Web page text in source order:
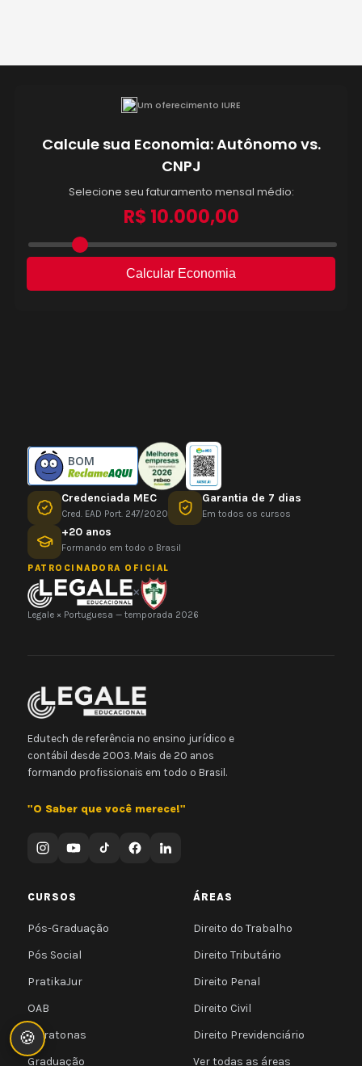
BOM
Credenciada MEC
Cred. EAD Port. 247/2020
Garantia de 7 dias
Em todos os cursos
+20 anos
Formando em todo o Brasil
PATROCINADORA OFICIAL
×
Legale × Portuguesa — temporada 2026
Edutech de referência no ensino jurídico e
contábil desde 2003. Mais de 20 anos
formando profissionais em todo o Brasil.
"O Saber que você merece!"
CURSOS
Pós-Graduação
Pós Social
PratikaJur
OAB
Maratonas
Graduação
ÁREAS
Direito do Trabalho
Direito Tributário
Direito Penal
Direito Civil
Direito Previdenciário
Ver todas as áreas
🍪